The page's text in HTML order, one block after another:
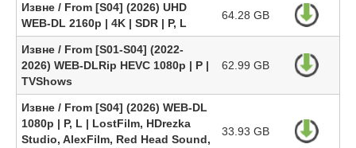
Извне / From [S04] (2026) UHD
WEB-DL 2160p | 4K | SDR | P, L
64.28 GB
Извне / From [S01-S04] (2022-
2026) WEB-DLRip HEVC 1080p | P |
TVShows
62.99 GB
Извне / From [S04] (2026) WEB-DL
1080p | P, L | LostFilm, HDrezka
Studio, AlexFilm, Red Head Sound,
33.93 GB